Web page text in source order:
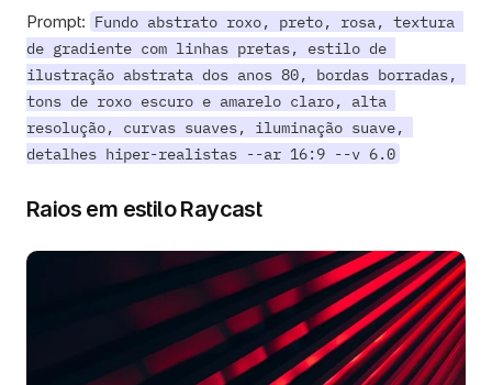
Prompt: Fundo abstrato roxo, preto, rosa, textura
de gradiente com linhas pretas, estilo de
ilustração abstrata dos anos 80, bordas borradas,
tons de roxo escuro e amarelo claro, alta
resolução, curvas suaves, iluminação suave,
detalhes hiper-realistas --ar 16:9 --v 6.0
Raios em estilo Raycast